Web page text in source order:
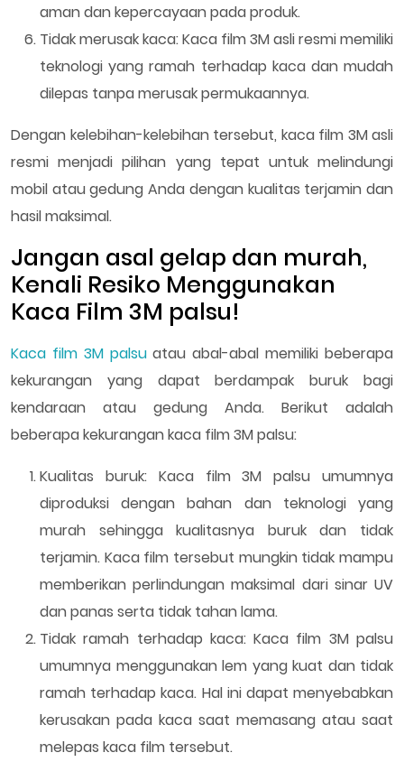
aman dan kepercayaan pada produk.
Tidak merusak kaca: Kaca film 3M asli resmi memiliki
teknologi yang ramah terhadap kaca dan mudah
dilepas tanpa merusak permukaannya.
Dengan kelebihan-kelebihan tersebut, kaca film 3M asli
resmi menjadi pilihan yang tepat untuk melindungi
mobil atau gedung Anda dengan kualitas terjamin dan
hasil maksimal.
Jangan asal gelap dan murah,
Kenali Resiko Menggunakan
Kaca Film 3M palsu!
Kaca film 3M palsuatau abal-abal memiliki beberapa
kekurangan yang dapat berdampak buruk bagi
kendaraan atau gedung Anda. Berikut adalah
beberapa kekurangan kaca film 3M palsu:
Kualitas buruk: Kaca film 3M palsu umumnya
diproduksi dengan bahan dan teknologi yang
murah sehingga kualitasnya buruk dan tidak
terjamin. Kaca film tersebut mungkin tidak mampu
memberikan perlindungan maksimal dari sinar UV
dan panas serta tidak tahan lama.
Tidak ramah terhadap kaca: Kaca film 3M palsu
umumnya menggunakan lem yang kuat dan tidak
ramah terhadap kaca. Hal ini dapat menyebabkan
kerusakan pada kaca saat memasang atau saat
melepas kaca film tersebut.